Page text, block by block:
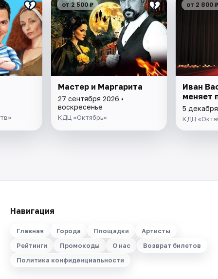
от 2 500 ₽
Мастер и Маргарита
27 сентября 2026 •
воскресенье
КДЦ «Октябрь»
от 2 800 ₽
Иван
меняет
5
КДЦ
Навигация
Главная Города Площадки
Артисты
Рейтинги
Промокоды О нас
Возврат билетов
Политика конфиденциальности